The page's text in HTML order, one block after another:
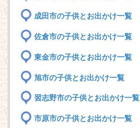
成田市の子供とお出かけ一覧
佐倉市の子供とお出かけ一覧
東金市の子供とお出かけ一覧
旭市の子供とお出かけ一覧
習志野市の子供とお出かけ一覧
市原市の子供とお出かけ一覧